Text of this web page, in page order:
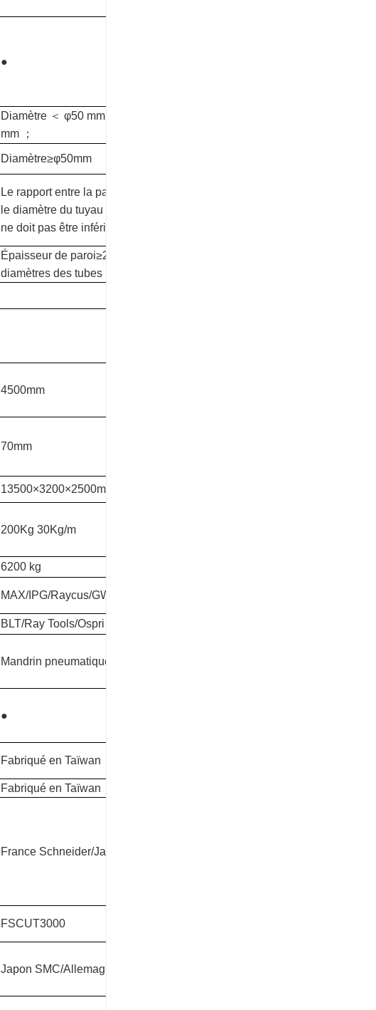
●
Diamètre ＜ φ50 mm épaisseur≥1,2
mm
；
Diamètre≥φ50mm
Le rapport entre la paroi du tuyau et
le diamètre du tuyau à paroi mince
ne doit pas être inférieur à 1/40.
Épaisseur de paroi≥2,5 % des
diamètres des tubes
4500mm
70mm
13500×3200×2500mm
200Kg 30Kg/m
6200 kg
MAX/IPG/Raycus/GW
BLT/Ray Tools/Ospri
Mandrin pneumatique
●
Fabriqué en Taïwan
Fabriqué en Taïwan
France Schneider/Japon Yaskawa
FSCUT3000
Japon SMC/Allemagne AVENTICS